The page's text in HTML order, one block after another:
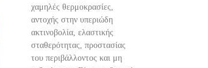
χαμηλές θερμοκρασίες,
αντοχής στην υπεριώδη
ακτινοβολία, ελαστικής
σταθερότητας, προστασίας
του περιβάλλοντος και μη